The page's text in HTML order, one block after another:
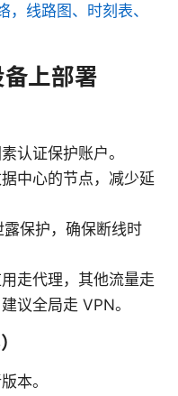
线路图、时刻表、
上部署
认证保护账户。
中心的节点，减少延
保护，确保断线时
走代理，其他流量走
议全局走 VPN。
本。